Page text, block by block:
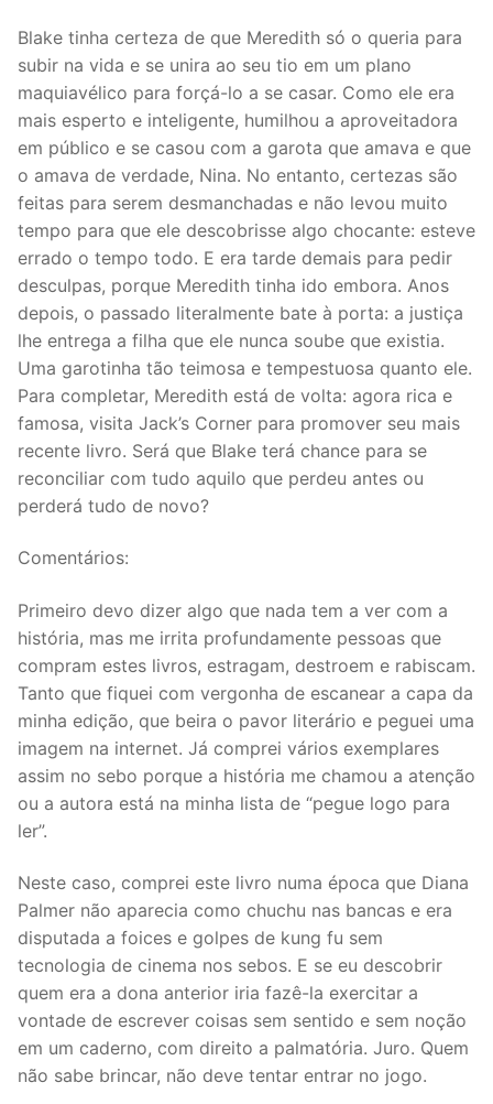
Blake tinha certeza de que Meredith só o queria para
subir na vida e se unira ao seu tio em um plano
maquiavélico para forçá-lo a se casar. Como ele era
mais esperto e inteligente, humilhou a aproveitadora
em público e se casou com a garota que amava e que
o amava de verdade, Nina. No entanto, certezas são
feitas para serem desmanchadas e não levou muito
tempo para que ele descobrisse algo chocante: esteve
errado o tempo todo. E era tarde demais para pedir
desculpas, porque Meredith tinha ido embora. Anos
depois, o passado literalmente bate à porta: a justiça
lhe entrega a filha que ele nunca soube que existia.
Uma garotinha tão teimosa e tempestuosa quanto ele.
Para completar, Meredith está de volta: agora rica e
famosa, visita Jack’s Corner para promover seu mais
recente livro. Será que Blake terá chance para se
reconciliar com tudo aquilo que perdeu antes ou
perderá tudo de novo?
Comentários:
Primeiro devo dizer algo que nada tem a ver com a
história, mas me irrita profundamente pessoas que
compram estes livros, estragam, destroem e rabiscam.
Tanto que fiquei com vergonha de escanear a capa da
minha edição, que beira o pavor literário e peguei uma
imagem na internet. Já comprei vários exemplares
assim no sebo porque a história me chamou a atenção
ou a autora está na minha lista de “pegue logo para
ler”.
Neste caso, comprei este livro numa época que Diana
Palmer não aparecia como chuchu nas bancas e era
disputada a foices e golpes de kung fu sem
tecnologia de cinema nos sebos. E se eu descobrir
quem era a dona anterior iria fazê-la exercitar a
vontade de escrever coisas sem sentido e sem noção
em um caderno, com direito a palmatória. Juro. Quem
não sabe brincar, não deve tentar entrar no jogo.